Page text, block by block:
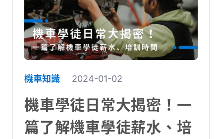
機車知識 2024-01-02
機車學徒日常大揭密！一
篇了解機車學徒薪水、培